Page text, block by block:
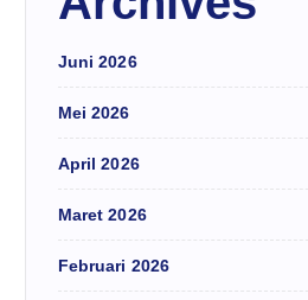
Juni 2026
Mei 2026
April 2026
Maret 2026
Februari 2026